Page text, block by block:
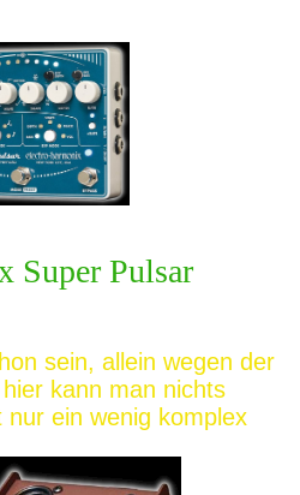
Super Pulsar
sein, allein wegen der
kann man nichts
ein wenig komplex